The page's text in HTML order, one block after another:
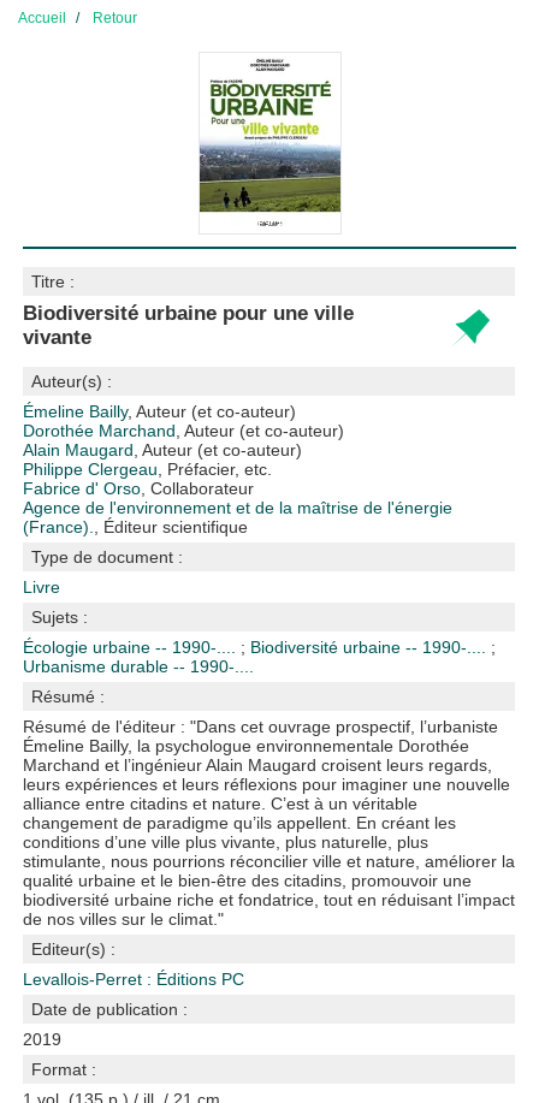
Accueil Retour
Titre :
Biodiversité urbaine pour une ville
vivante
Auteur(s) :
Émeline Bailly, Auteur (et co-auteur)
Dorothée Marchand , Auteur (et co-auteur)
Alain Maugard , Auteur (et co-auteur)
Philippe Clergeau , Préfacier, etc.
Fabrice d' Orso , Collaborateur
Agence de l'environnement et de la maîtrise de l'énergie
(France).
, Éditeur scientifique
Type de document :
Livre
Sujets :
Écologie urbaine -- 1990-.... ; Biodiversité urbaine -- 1990-.... ;
Urbanisme durable -- 1990-....
Résumé :
Résumé de l'éditeur : "Dans cet ouvrage prospectif, l’urbaniste
Émeline Bailly, la psychologue environnementale Dorothée
Marchand et l’ingénieur Alain Maugard croisent leurs regards,
leurs expériences et leurs réflexions pour imaginer une nouvelle
alliance entre citadins et nature. C’est à un véritable
changement de paradigme qu’ils appellent. En créant les
conditions d’une ville plus vivante, plus naturelle, plus
stimulante, nous pourrions réconcilier ville et nature, améliorer la
qualité urbaine et le bien-être des citadins, promouvoir une
biodiversité urbaine riche et fondatrice, tout en réduisant l’impact
de nos villes sur le climat."
Editeur(s) :
Levallois-Perret : Éditions PC
Date de publication :
2019
Format :